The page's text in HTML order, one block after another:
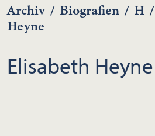
Archiv / Biografien / H /
Heyne
Elisabeth Heyne